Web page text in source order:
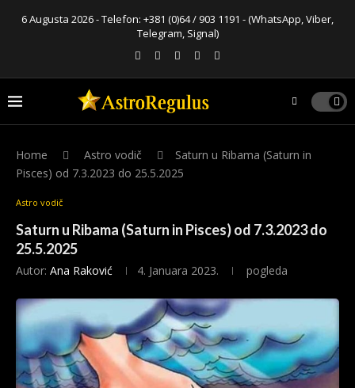
6 Augusta 2026 - Telefon: +381 (0)64 / 903 1191 - (WhatsApp, Viber,
Telegram, Signal)
Home Astro vodič
Saturn u Ribama (Saturn in
Pisces) od 7.3.2023 do 25.5.2025
Astro vodič
Saturn u Ribama (Saturn in Pisces) od 7.3.2023 do
25.5.2025
Autor: Ana Raković 4. Januara 2023. pogleda